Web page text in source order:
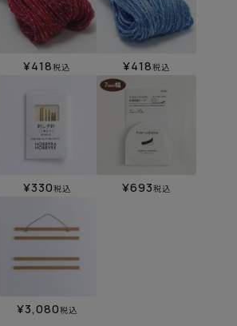
¥418税込 ¥418税込
¥330税込 ¥693税込
¥3,080税込